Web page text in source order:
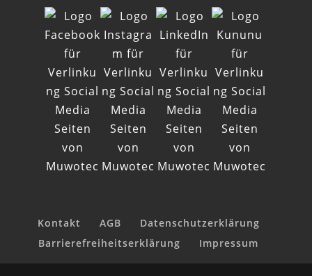
Kontakt AGB
Datenschutzerklärung
Barrierefreiheitserklärung
Impressum